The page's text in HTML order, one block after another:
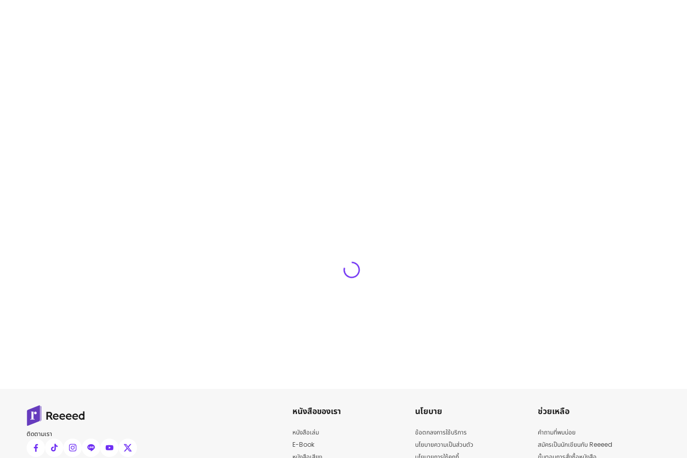
ติดตามเรา
หนังสือของเรา
หนังสือเล่ม
E-Book
นโยบาย
ข้อตกลงการใช้บริการ
นโยบายความเป็นส่วนตัว
ช่วยเหลือ
คำถามที่พบบ่อย
สมัครเป็นนักเขียนกับ Reeeed